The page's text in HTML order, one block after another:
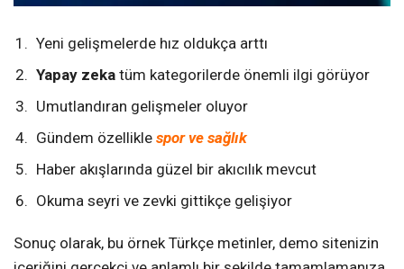
Yeni gelişmelerde hız oldukça arttı
Yapay zeka tüm kategorilerde önemli ilgi görüyor
Umutlandıran gelişmeler oluyor
Gündem özellikle spor ve sağlık
Haber akışlarında güzel bir akıcılık mevcut
Okuma seyri ve zevki gittikçe gelişiyor
Sonuç olarak, bu örnek Türkçe metinler, demo sitenizin